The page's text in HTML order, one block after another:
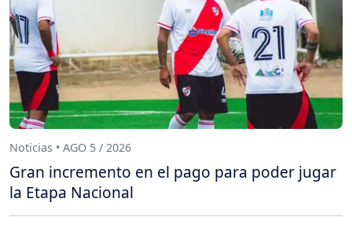
Noticias • AGO 5 / 2026
Gran incremento en el pago para poder jugar
la Etapa Nacional